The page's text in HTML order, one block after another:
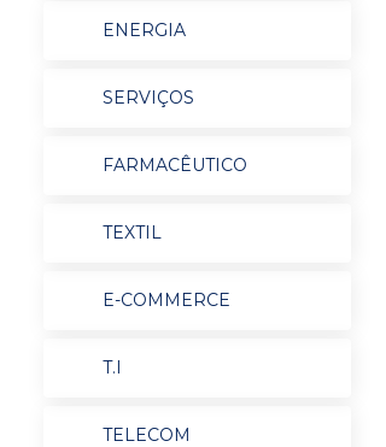
ENERGIA
SERVIÇOS
FARMACÊUTICO
TEXTIL
E-COMMERCE
T.I
TELECOM